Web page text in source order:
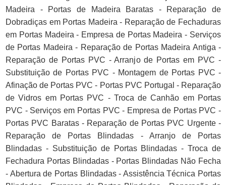
Madeira - Portas de Madeira Baratas - Reparação de
Dobradiças em Portas Madeira - Reparação de Fechaduras
em Portas Madeira - Empresa de Portas Madeira - Serviços
de Portas Madeira - Reparação de Portas Madeira Antiga -
Reparação de Portas PVC - Arranjo de Portas em PVC -
Substituição de Portas PVC - Montagem de Portas PVC -
Afinação de Portas PVC - Portas PVC Portugal - Reparação
de Vidros em Portas PVC - Troca de Canhão em Portas
PVC - Serviços em Portas PVC - Empresa de Portas PVC -
Portas PVC Baratas - Reparação de Portas PVC Urgente -
Reparação de Portas Blindadas - Arranjo de Portas
Blindadas - Substituição de Portas Blindadas - Troca de
Fechadura Portas Blindadas - Portas Blindadas Não Fecha
- Abertura de Portas Blindadas - Assistência Técnica Portas